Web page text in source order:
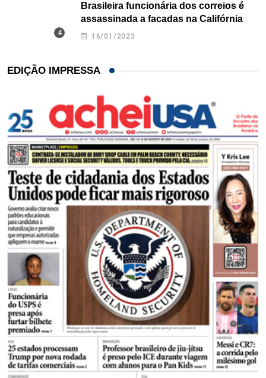
Brasileira funcionária dos correios é
assassinada a facadas na Califórnia
16/01/2023
EDIÇÃO IMPRESSA